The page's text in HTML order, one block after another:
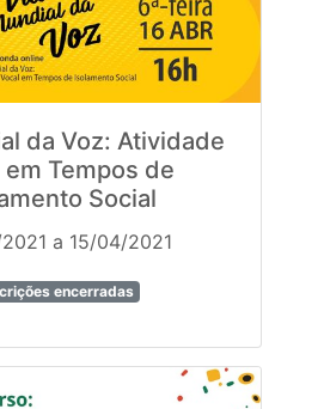
da Voz: Atividade
em Tempos de
Social
a 15/04/2021
encerradas